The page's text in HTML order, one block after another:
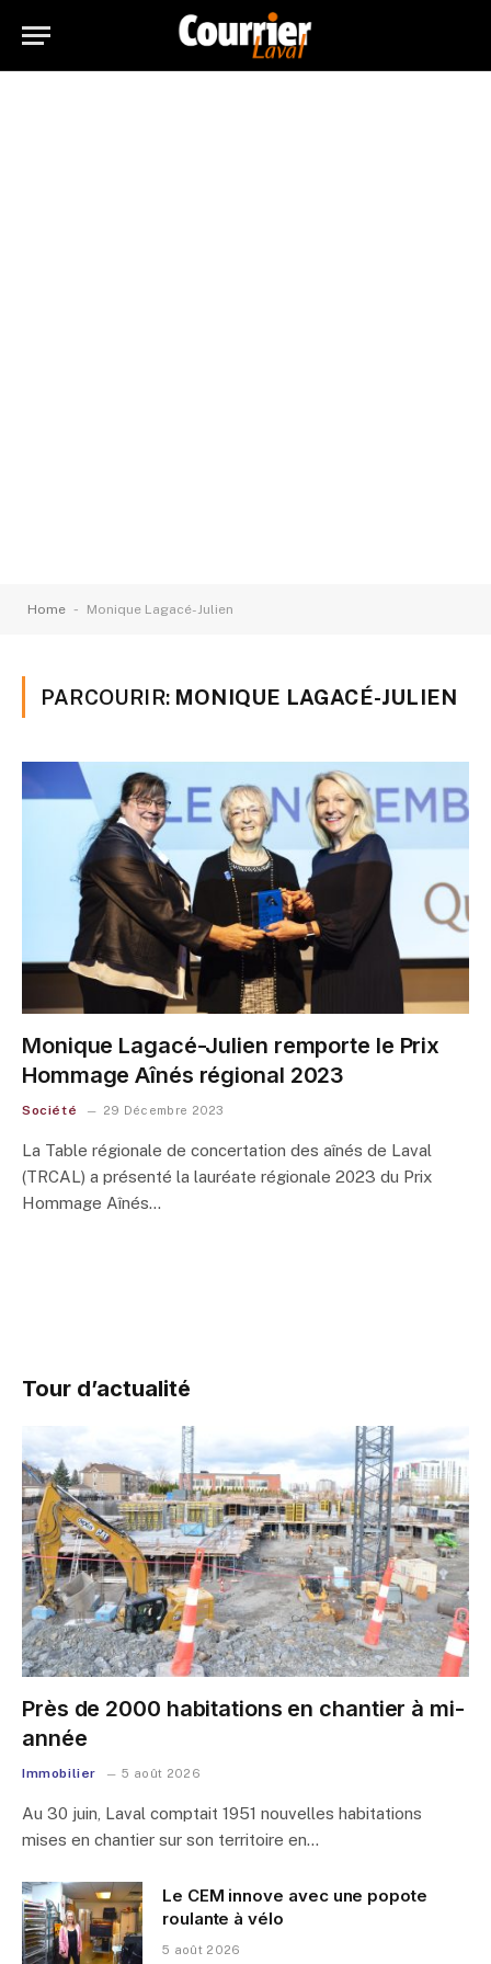
Home - Monique Lagacé-Julien
PARCOURIR: MONIQUE LAGACÉ-JULIEN
Monique Lagacé-Julien remporte le Prix
Hommage Aînés régional 2023
Société 29 Décembre 2023
La Table régionale de concertation des aînés de Laval
(TRCAL) a présenté la lauréate régionale 2023 du Prix
Hommage Aînés…
Tour d’actualité
Près de 2000 habitations en chantier à mi-
année
Immobilier 5 août 2026
Au 30 juin, Laval comptait 1951 nouvelles habitations
mises en chantier sur son territoire en…
Le CEM innove avec une popote
roulante à vélo
5 août 2026